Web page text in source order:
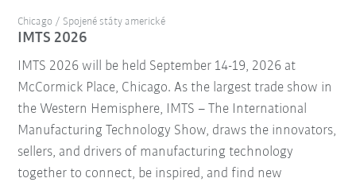
Chicago / Spojené státy americké
IMTS 2026
IMTS 2026 will be held September 14-19, 2026 at
McCormick Place, Chicago. As the largest trade show in
the Western Hemisphere, IMTS – The International
Manufacturing Technology Show, draws the innovators,
sellers, and drivers of manufacturing technology
together to connect, be inspired, and find new